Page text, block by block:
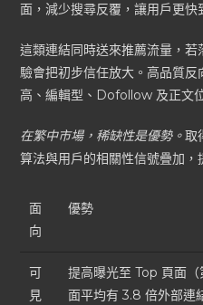
面，減少搜尋反覆，讓用戶更快
這類連結同時送來推薦流量，
驗會把初步信任放大。高品質
高、編輯型、Dofollow 及正文
在繁中市場，稀缺性是優勢。取
算法與用戶的相關性信號疊加，
面
向
優勢
可
見
提高曝光至 Top 頁面（
面平均有 3.8 倍外部連